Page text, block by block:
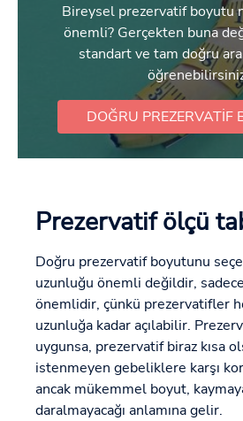
Bireysel prezervatif boyutu
önemli? Gerçekten buna
standart ve tam doğru
DOĞRU PREZERVATIF
Prezervatif ölçü
Doğru prezervatif boyutunu
uzunluğu önemli değildir,
önemlidir, çünkü prezervatifler
uzunluğa kadar açılabilir.
uygunsa, prezervatif biraz kısa
istenmeyen gebeliklere karşı
ancak mükemmel boyut,
daralmayacağı anlamına gelir.